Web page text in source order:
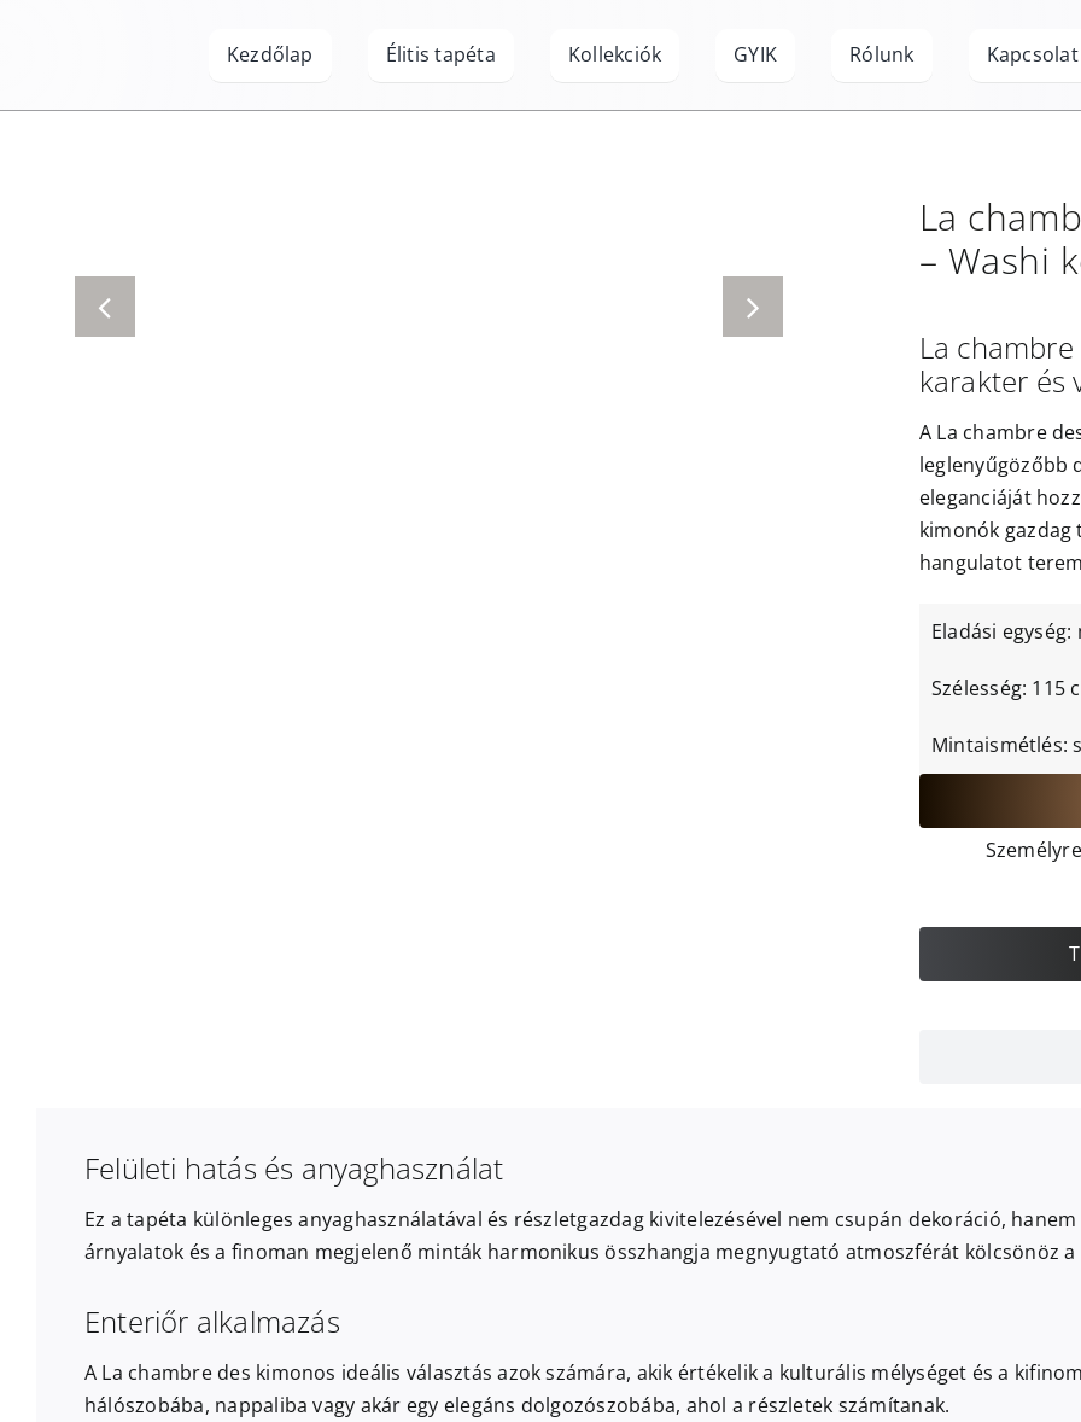
Kezdőlap
Élitis tapéta Kollekciók GYIK Rólunk Kapcsolat
La
– Washi
La
karakter és
A La chambre
leglenyűgözőbb
eleganciáját
kimonók
hangulatot
Eladási
Szélesség: 115
Mintaismétlés:
Felületi hatás és anyaghasználat
Ez a tapéta különleges anyaghasználatával és részletgazdag kivitelezésével nem csupán dekoráció,
árnyalatok és a finoman megjelenő minták harmonikus összhangja megnyugtató atmoszférát kölcsönöz a
Enteriőr alkalmazás
A La chambre des kimonos ideális választás azok számára, akik értékelik a kulturális mélységet és a
hálószobába, nappaliba vagy akár egy elegáns dolgozószobába, ahol a részletek számítanak.